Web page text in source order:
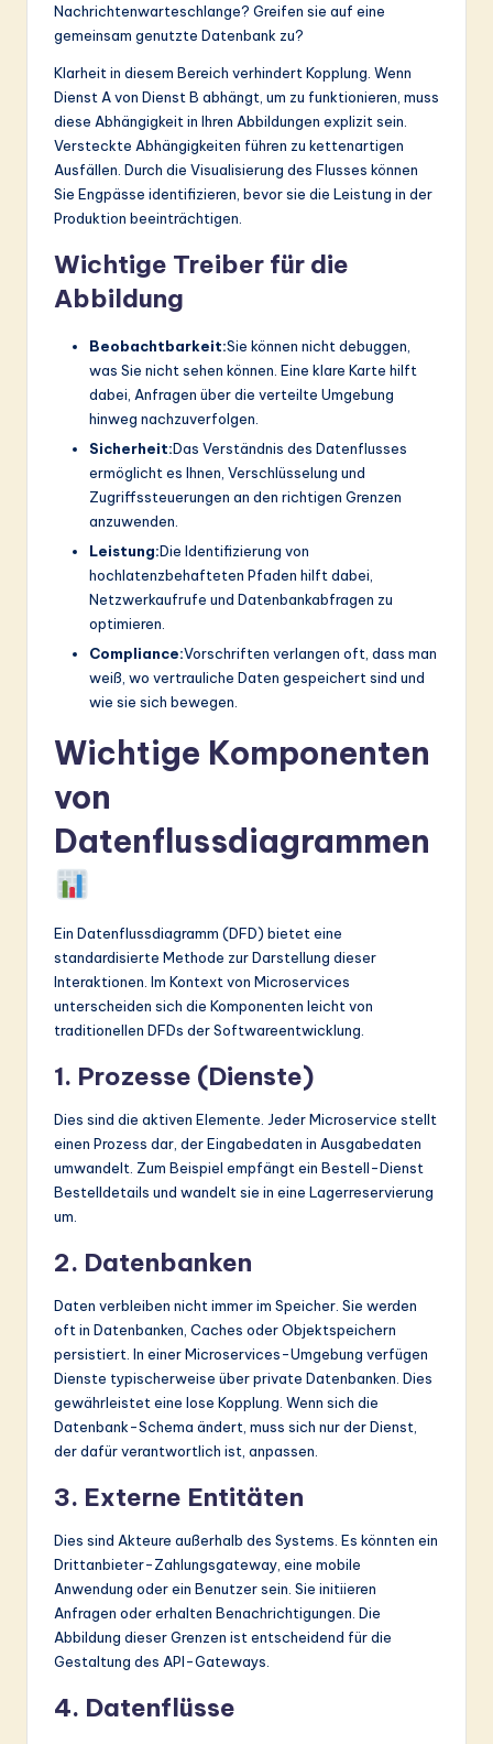
Nachrichtenwarteschlange? Greifen sie auf eine
gemeinsam genutzte Datenbank zu?
Klarheit in diesem Bereich verhindert Kopplung. Wenn
Dienst A von Dienst B abhängt, um zu funktionieren, muss
diese Abhängigkeit in Ihren Abbildungen explizit sein.
Versteckte Abhängigkeiten führen zu kettenartigen
Ausfällen. Durch die Visualisierung des Flusses können
Sie Engpässe identifizieren, bevor sie die Leistung in der
Produktion beeinträchtigen.
Wichtige Treiber für die
Abbildung
Beobachtbarkeit:Sie können nicht debuggen,
was Sie nicht sehen können. Eine klare Karte hilft
dabei, Anfragen über die verteilte Umgebung
hinweg nachzuverfolgen.
Sicherheit:Das Verständnis des Datenflusses
ermöglicht es Ihnen, Verschlüsselung und
Zugriffssteuerungen an den richtigen Grenzen
anzuwenden.
Leistung:Die Identifizierung von
hochlatenzbehafteten Pfaden hilft dabei,
Netzwerkaufrufe und Datenbankabfragen zu
optimieren.
Compliance:Vorschriften verlangen oft, dass man
weiß, wo vertrauliche Daten gespeichert sind und
wie sie sich bewegen.
Wichtige Komponenten
von
Datenflussdiagrammen
Ein Datenflussdiagramm (DFD) bietet eine
standardisierte Methode zur Darstellung dieser
Interaktionen. Im Kontext von Microservices
unterscheiden sich die Komponenten leicht von
traditionellen DFDs der Softwareentwicklung.
1. Prozesse (Dienste)
Dies sind die aktiven Elemente. Jeder Microservice stellt
einen Prozess dar, der Eingabedaten in Ausgabedaten
umwandelt. Zum Beispiel empfängt ein Bestell-Dienst
Bestelldetails und wandelt sie in eine Lagerreservierung
um.
2. Datenbanken
Daten verbleiben nicht immer im Speicher. Sie werden
oft in Datenbanken, Caches oder Objektspeichern
persistiert. In einer Microservices-Umgebung verfügen
Dienste typischerweise über private Datenbanken. Dies
gewährleistet eine lose Kopplung. Wenn sich die
Datenbank-Schema ändert, muss sich nur der Dienst,
der dafür verantwortlich ist, anpassen.
3. Externe Entitäten
Dies sind Akteure außerhalb des Systems. Es könnten ein
Drittanbieter-Zahlungsgateway, eine mobile
Anwendung oder ein Benutzer sein. Sie initiieren
Anfragen oder erhalten Benachrichtigungen. Die
Abbildung dieser Grenzen ist entscheidend für die
Gestaltung des API-Gateways.
4. Datenflüsse